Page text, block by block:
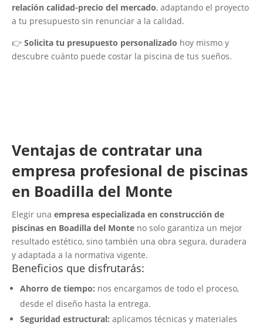
relación calidad-precio del mercado, adaptando el proyecto
a tu presupuesto sin renunciar a la calidad.
👉 Solicita tu presupuesto personalizado hoy mismo y
descubre cuánto puede costar la piscina de tus sueños.
Ventajas de contratar una
empresa profesional de piscinas
en Boadilla del Monte
Elegir una empresa especializada en construcción de
piscinas en Boadilla del Monte no solo garantiza un mejor
resultado estético, sino también una obra segura, duradera
y adaptada a la normativa vigente.
Beneficios que disfrutarás:
Ahorro de tiempo: nos encargamos de todo el proceso,
desde el diseño hasta la entrega.
Seguridad estructural: aplicamos técnicas y materiales